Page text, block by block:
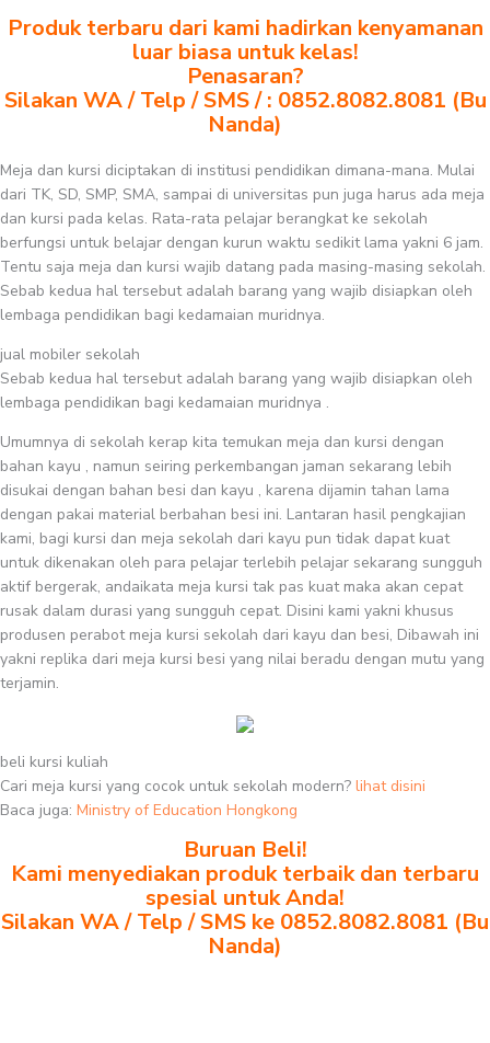
Produk terbaru dari kami hadirkan kenyamanan
luar biasa untuk kelas!
Penasaran?
Silakan WA / Telp / SMS / : 0852.8082.8081 (Bu
Nanda)
Meja dan kursi diciptakan di institusi pendidikan dimana-mana. Mulai
dari TK, SD, SMP, SMA, sampai di universitas pun juga harus ada meja
dan kursi pada kelas. Rata-rata pelajar berangkat ke sekolah
berfungsi untuk belajar dengan kurun waktu sedikit lama yakni 6 jam.
Tentu saja meja dan kursi wajib datang pada masing-masing sekolah.
Sebab kedua hal tersebut adalah barang yang wajib disiapkan oleh
lembaga pendidikan bagi kedamaian muridnya.
jual mobiler sekolah
Sebab kedua hal tersebut adalah barang yang wajib disiapkan oleh
lembaga pendidikan bagi kedamaian muridnya .
Umumnya di sekolah kerap kita temukan meja dan kursi dengan
bahan kayu , namun seiring perkembangan jaman sekarang lebih
disukai dengan bahan besi dan kayu , karena dijamin tahan lama
dengan pakai material berbahan besi ini. Lantaran hasil pengkajian
kami, bagi kursi dan meja sekolah dari kayu pun tidak dapat kuat
untuk dikenakan oleh para pelajar terlebih pelajar sekarang sungguh
aktif bergerak, andaikata meja kursi tak pas kuat maka akan cepat
rusak dalam durasi yang sungguh cepat. Disini kami yakni khusus
produsen perabot meja kursi sekolah dari kayu dan besi, Dibawah ini
yakni replika dari meja kursi besi yang nilai beradu dengan mutu yang
terjamin.
beli kursi kuliah
Cari meja kursi yang cocok untuk sekolah modern? lihat disini
Baca juga: Ministry of Education Hongkong
Buruan Beli!
Kami menyediakan produk terbaik dan terbaru
spesial untuk Anda!
Silakan WA / Telp / SMS ke 0852.8082.8081 (Bu
Nanda)